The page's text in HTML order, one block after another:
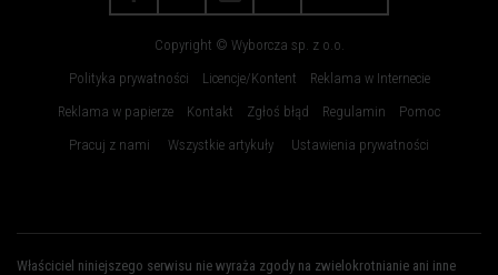
Wrocław
Zielona Góra
Copyright © Wyborcza sp. z o.o.
Polityka prywatności
Licencje/Kontent
Reklama w Internecie
Reklama w papierze
Kontakt Zgłoś błąd Regulamin
Pomoc
Pracuj z nami
Wszystkie artykuły Ustawienia prywatności
Właściciel niniejszego serwisu nie wyraża zgody na zwielokrotnianie ani inne